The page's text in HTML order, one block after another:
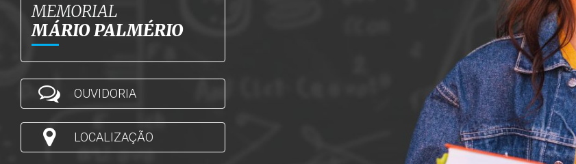
MEMORIAL
MÁRIO PALMÉRIO
OUVIDORIA
LOCALIZAÇÃO